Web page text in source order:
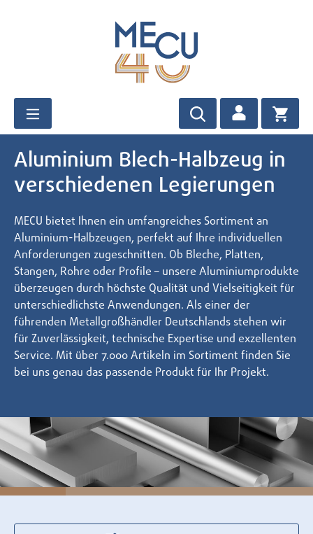
Aluminium Blech-Halbzeug in
verschiedenen Legierungen
MECU bietet Ihnen ein umfangreiches Sortiment an
Aluminium-Halbzeugen, perfekt auf Ihre individuellen
Anforderungen zugeschnitten. Ob Bleche, Platten,
Stangen, Rohre oder Profile – unsere Aluminiumprodukte
überzeugen durch höchste Qualität und Vielseitigkeit für
unterschiedlichste Anwendungen. Als einer der
führenden Metallgroßhändler Deutschlands stehen wir
für Zuverlässigkeit, technische Expertise und exzellenten
Service. Mit über 7.000 Artikeln im Sortiment finden Sie
bei uns genau das passende Produkt für Ihr Projekt.